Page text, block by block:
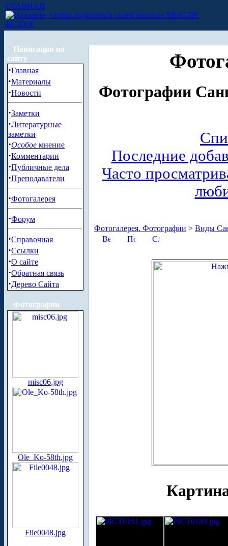
ГЛАВНАЯ
МЫСЛИ
ВСЛУХ
Навигация по
сайту
·Главная
·Материалы
·Новости
·Заметки
·Литературные
заметки
·Особое мнение
·Комментарии
·Публичные дела
·Преподаватели
·Фотогалерея
·Форум
·Справочная
·Ссылки
·О сайте
·Обратная связь
·Дерево Сайта
Фотографии
misc06.jpg
Ole_Ko-58th.jpg
File0048.jpg
Фотографии
Последние
Часто
Фотогалерея. Фотографии > Виды